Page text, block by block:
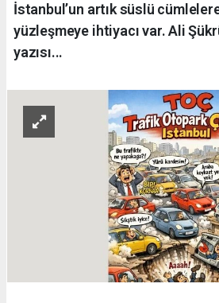
İstanbul’un artık süslü
yüzleşmeye ihtiyacı var. Ali
yazısı...